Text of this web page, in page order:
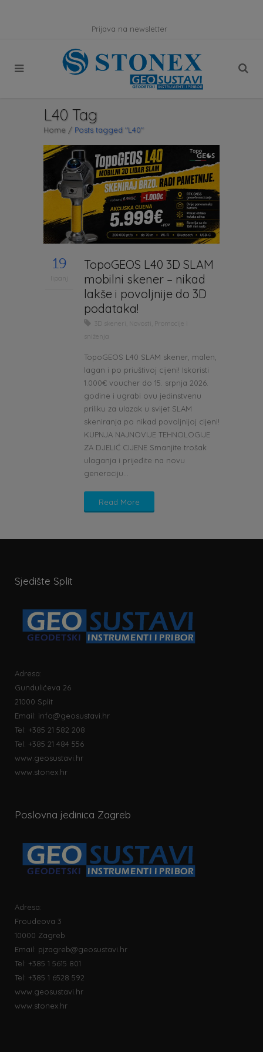
Prijava na newsletter
L40 Tag
Home / Posts tagged "L40"
19
lipanj
TopoGEOS L40 3D SLAM
mobilni skener – nikad
lakše i povoljnije do 3D
podataka!
3D skeneri Novosti
Promocije i
sniženja
TopoGEOS L40 SLAM skener, malen,
lagan i po priuštivoj cijeni! Iskoristi
1.000€ voucher do 15. srpnja 2026.
godine i ugrabi ovu jedinstvenu
priliku za ulazak u svijet SLAM
skeniranja po nikad povoljnijoj cijeni!
KUPNJA NAJNOVIJE TEHNOLOGIJE
ZA DJELIĆ CIJENE Smanjite trošak
ulaganja i prijeđite na novu
generaciju...
Read More
Sjedište Split
Adresa:
Gundulićeva 26
21000 Split
Email: info@geosustavi.hr
Tel: +385 21 582 208
Tel: +385 21 484 556
www.geosustavi.hr
www.stonex.hr
Poslovna jedinica Zagreb
Adresa:
Froudeova 3
10000 Zagreb
Email: pjzagreb@geosustavi.hr
Tel: +385 1 5615 801
Tel: +385 1 6528 592
www.geosustavi.hr
www.stonex.hr